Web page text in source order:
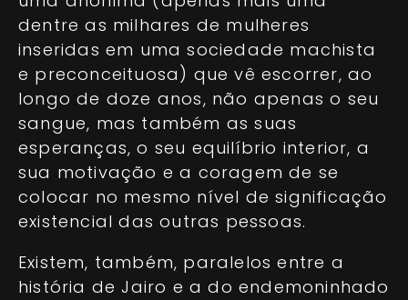
dentre as milhares de mulheres
inseridas em uma sociedade machista
e preconceituosa) que vê escorrer, ao
longo de doze anos, não apenas o seu
sangue, mas também as suas
esperanças, o seu equilíbrio interior, a
sua motivação e a coragem de se
colocar no mesmo nível de significação
existencial das outras pessoas.
Existem, também, paralelos entre a
história de Jairo e a do endemoninhado